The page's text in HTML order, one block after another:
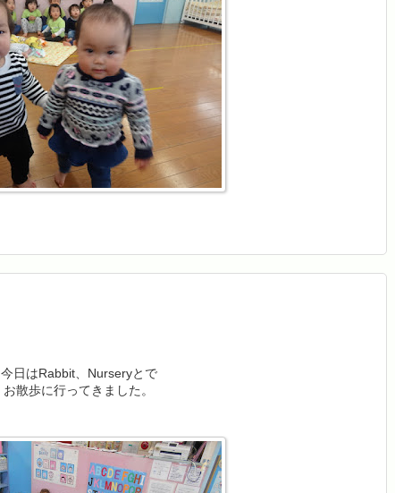
今日はRabbit、Nurseryとで
お散歩に行ってきました。